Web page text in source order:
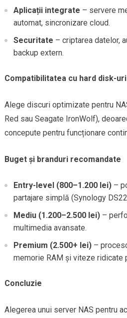
Aplicații integrate – servere
automat, sincronizare cloud.
Securitate – criptarea datelor,
backup extern.
Compatibilitatea cu hard disk-
Alege discuri optimizate pentru
Red sau Seagate IronWolf),
concepute pentru funcționare
Buget și branduri recomandate
Entry-level (800–1.200 lei)–
partajare simplă (Synology
Mediu (1.200–2.500 lei)–
multimedia avansate.
Premium (2.500+ lei)–
memorie RAM și viteze ridicate
Concluzie
Alegerea unui server NAS pentru